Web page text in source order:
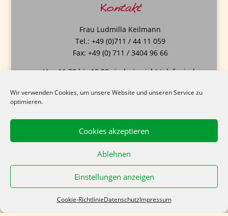
Wir verwenden Cookies, um unsere Website und unseren Service zu
optimieren.
Cookies akzeptieren
Ablehnen
Einstellungen anzeigen
Cookie-RichtlinieDatenschutzImpressum
Kontakt
Frau Ludmilla Keilmann
Tel.: +49 (0)711 / 44 11 059
Fax: +49 (0) 711 / 3404 96 66
Von 11:30 bis 13:00 sind wir nicht telefonisch